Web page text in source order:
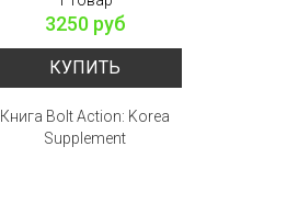
3250 руб
КУПИТЬ
Книга Bolt Action: Korea
Supplement